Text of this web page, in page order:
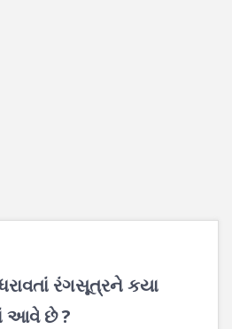
રંગસૂત્રને કયા
આવે છે ?